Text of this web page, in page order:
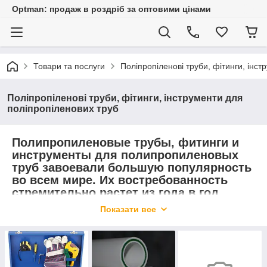
Optman: продаж в роздріб за оптовими цінами
Товари та послуги Поліпропіленові труби, фітинги,
Поліпропіленові труби, фітинги, інструменти для
поліпропіленових труб
Полипропиленовые трубы, фитинги и
инструменты для полипропиленовых
труб завоевали большую популярность
во всем мире. Их востребованность
стремительно растет из года в год.
На сегодняшний день изделия из
изделий из других материалов, весьма удобны
в применении и обладают целым рядом
положительных технических характеристик, в
Показати все